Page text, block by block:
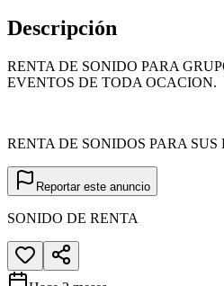
Descripción
RENTA DE SONIDO PARA
EVENTOS DE TODA OCACION.
RENTA DE SONIDOS PARA SUS
Reportar este anuncio
SONIDO DE RENTA